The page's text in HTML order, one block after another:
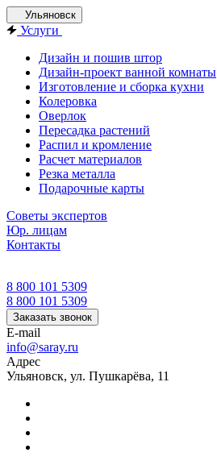
Ульяновск
Услуги
Дизайн и пошив штор
Дизайн-проект ванной комнаты
Изготовление и сборка кухни
Колеровка
Оверлок
Пересадка растений
Распил и кромление
Расчет материалов
Резка металла
Подарочные карты
Советы экспертов
Юр. лицам
Контакты
8 800 101 5309
8 800 101 5309
Заказать звонок
E-mail
info@saray.ru
Адрес
Ульяновск, ул. Пушкарёва, 11